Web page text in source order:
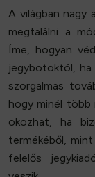
A világban nagy
megtalálni a
Íme, hogyan
jegybotoktól, ha
szorgalmas
hogy minél több
okozhat, ha
termékéből,
felelős